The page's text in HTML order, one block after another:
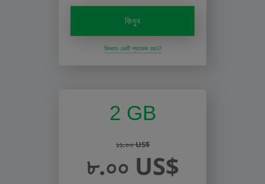
কিনুন
কিভাবে একটি প্যাকেজ চয়ন?
2 GB
১১.০০ US$
৮.০০ US$